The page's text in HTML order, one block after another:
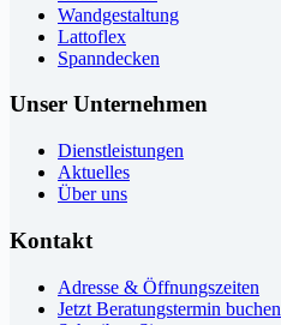
Wandgestaltung
Lattoflex
Spanndecken
Unser Unternehmen
Dienstleistungen
Aktuelles
Über uns
Kontakt
Adresse & Öffnungszeiten
Jetzt Beratungstermin buchen